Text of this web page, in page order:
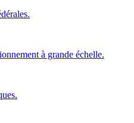
à grande échelle.